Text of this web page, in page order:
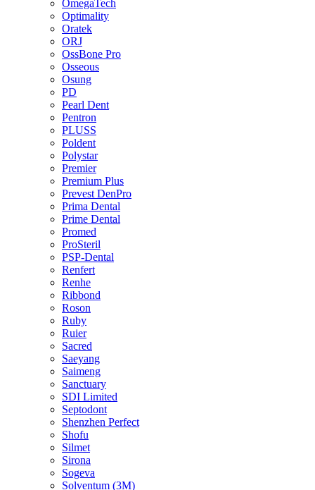
OmegaTech
Optimality
Oratek
ORJ
OssBone Pro
Osseous
Osung
PD
Pearl Dent
Pentron
PLUSS
Poldent
Polystar
Premier
Premium Plus
Prevest DenPro
Prima Dental
Prime Dental
Promed
ProSteril
PSP-Dental
Renfert
Renhe
Ribbond
Roson
Ruby
Ruier
Sacred
Saeyang
Saimeng
Sanctuary
SDI Limited
Septodont
Shenzhen Perfect
Shofu
Silmet
Sirona
Sogeva
Solventum (3M)